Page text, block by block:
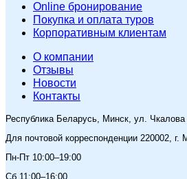
Online бронирование
Покупка и оплата туров
Корпоративным клиентам
O компании
Отзывы
Новости
Контакты
Республика Беларусь, Минск, ул. Чкалова
Для почтовой корреспонденции 220002,
Пн-Пт 10:00–19:00
Сб 11:00–16:00